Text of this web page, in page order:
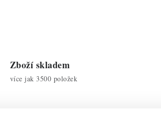
Zboží skladem
více jak 3500 položek